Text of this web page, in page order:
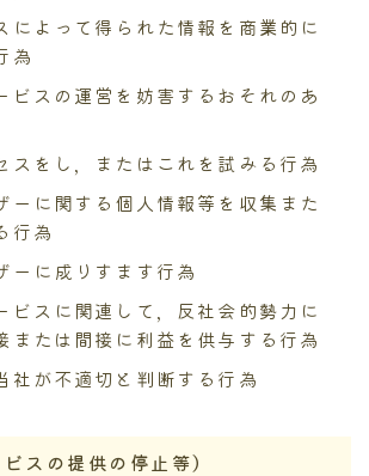
によって得られた情報を商業的に
為
ビスの運営を妨害するおそれのあ
スをし，またはこれを試みる行為
ーに関する個人情報等を収集また
行為
ーに成りすます行為
ビスに関連して，反社会的勢力に
または間接に利益を供与する行為
社が不適切と判断する行為
スの提供の停止等）